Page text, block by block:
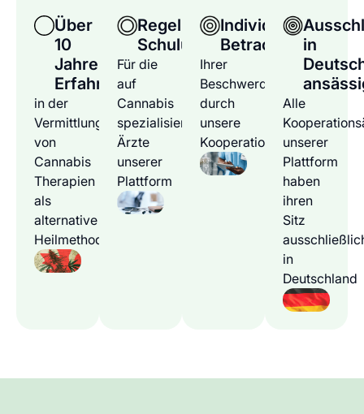
Über
10
Jahre
Erfahrung
in der
Vermittlung
von
Cannabis
Therapien
als
alternative
Heilmethode
Regelmäßige
Schulungen
Für die
auf
Cannabis
spezialisierten
Ärzte
unserer
Plattform
Individuelle
Betrachtung
Ihrer
Beschwerden
durch
unsere
Kooperationsärzte
in
Alle
unserer
Plattform
haben
ihren
Sitz
in
Deutschland